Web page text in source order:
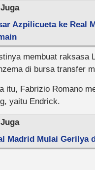
Azpilicueta ke Real
membuat raksasa
di bursa transfer
itu, Fabrizio Romano
yaitu Endrick.
Madrid Mulai Gerilya